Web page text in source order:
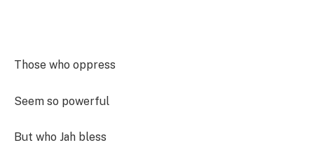
Those who oppress
Seem so powerful
But who Jah bless